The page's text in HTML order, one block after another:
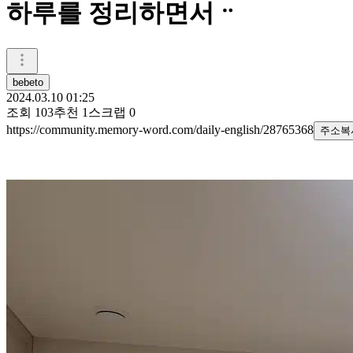
하루를 정리하면서ᆢ
bebeto
2024.03.10 01:25
조회 103추천 1 스크랩 0
https://community.memory-word.com/daily-english/28765368 주소복